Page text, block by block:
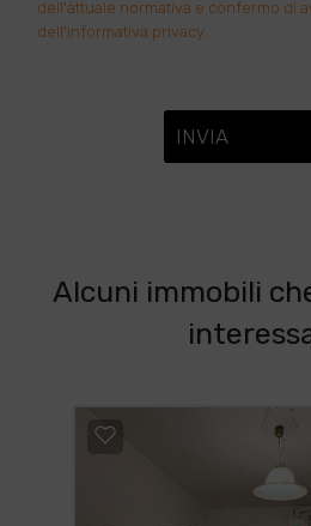
dell'attuale normativa e confermo di
dell'informativa privacy.
INVIA
Alcuni immobili